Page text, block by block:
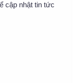
cập nhật tin tức